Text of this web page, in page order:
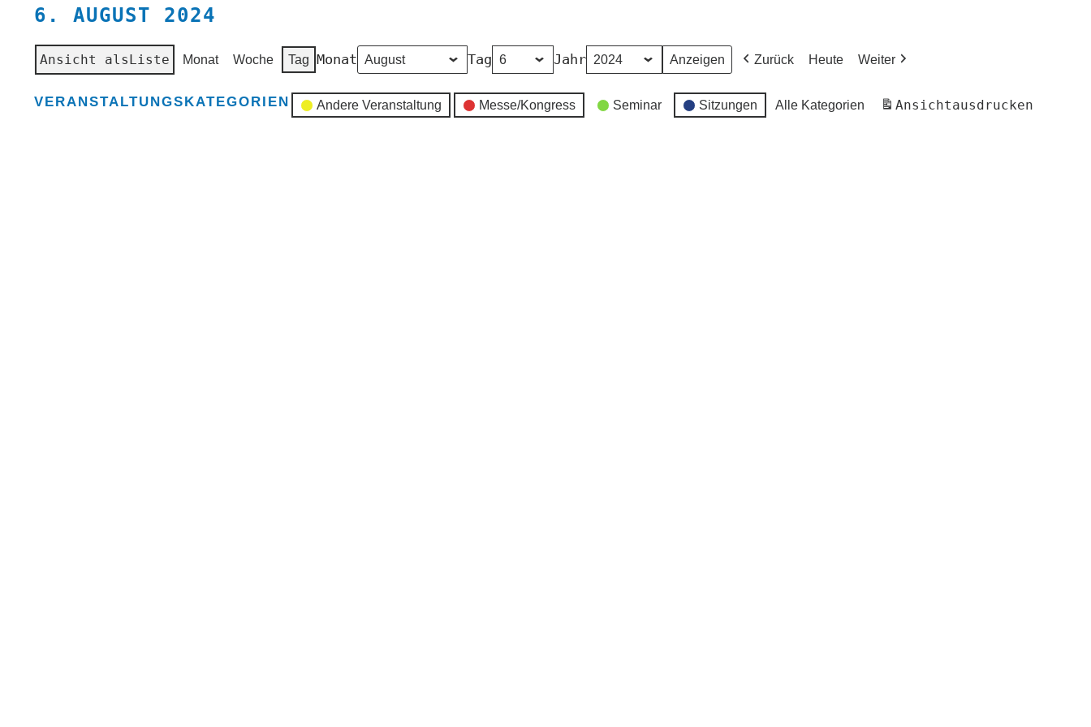
6. AUGUST 2024
Ansicht alsListe Monat Woche Tag Monat Tag Jahr Zurück Heute Weiter
VERANSTALTUNGSKATEGORIEN Andere Veranstaltung Messe/Kongress Seminar Sitzungen Alle Kategorien Ansichtausdrucken